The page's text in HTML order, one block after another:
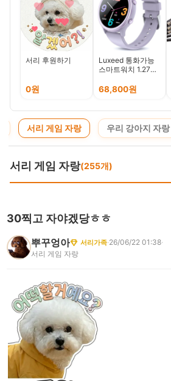
서리 후원하기
0원
Luxeed 통화가능
스마트워치 1.27인
국어 지원 운동 추
적 밴드, 블루투스,
68,800원
서리 게임 자랑 우리 강아지 자랑
서리 게임 자랑(255개)
30찍고 자야겠당ㅎㅎ
뿌꾸엉아 서리가족·26/06/22 01:38·
서리 게임 자랑